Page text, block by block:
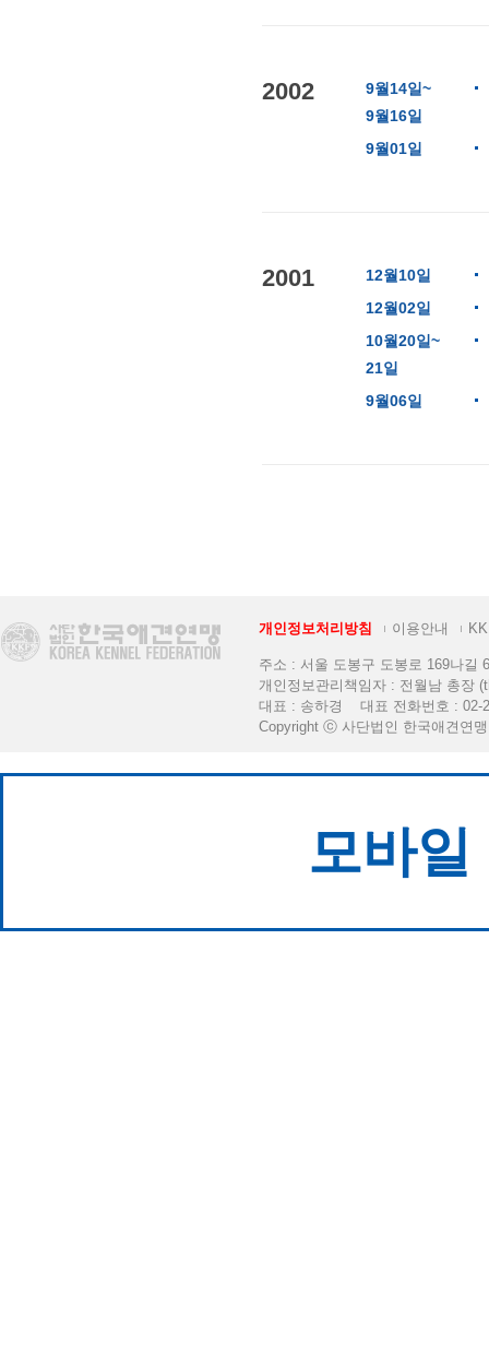
2002
9월14일~
9월16일
9월01일
2001
12월10일
12월02일
10월20일~
21일
9월06일
개인정보처리방침 이용안내
주소 : 서울 도봉구 도봉로 169나길
개인정보관리책임자 : 전월남 총장
대표 : 송하경 대표 전화번호 :
Copyright ⓒ 사단법인 한국애견연
모바일